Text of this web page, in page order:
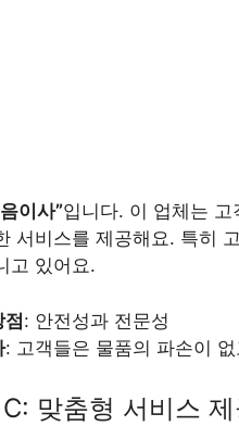
이사”입니다. 이 업체는
서비스를 제공해요. 특히
고 있어요.
점: 안전성과 전문성
: 고객들은 물품의 파손이
맞춤형 서비스